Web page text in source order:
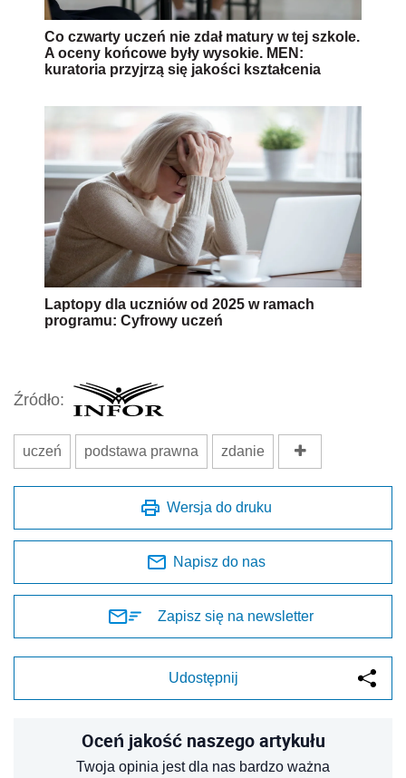
Co czwarty uczeń nie zdał matury w tej szkole.
A oceny końcowe były wysokie. MEN:
kuratoria przyjrzą się jakości kształcenia
Laptopy dla uczniów od 2025 w ramach
programu: Cyfrowy uczeń
Źródło:
uczeń podstawa prawna zdanie
Wersja do druku
Napisz do nas
Zapisz się na newsletter
Udostępnij
Oceń jakość naszego artykułu
Twoja opinia jest dla nas bardzo ważna